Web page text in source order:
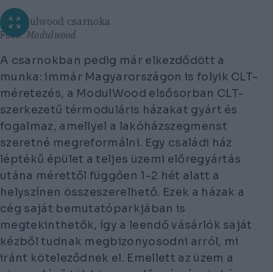
A Modulwood csarnoka
Fotó:Modulwood
A csarnokban pedig már elkezdődött a
munka: immár Magyarországon is folyik CLT-
méretezés, a ModulWood elsősorban CLT-
szerkezetű térmoduláris házakat gyárt és
fogalmaz, amellyel a lakóházszegmenst
szeretné megreformálni. Egy családi ház
léptékű épület a teljes üzemi előregyártás
utána mérettől függően 1-2 hét alatt a
helyszínen összeszerelhető. Ezek a házak a
cég saját bemutatóparkjában is
megtekinthetők, így a leendő vásárlók saját
kézből tudnak megbizonyosodni arról, mi
iránt köteleződnek el. Emellett az üzem a